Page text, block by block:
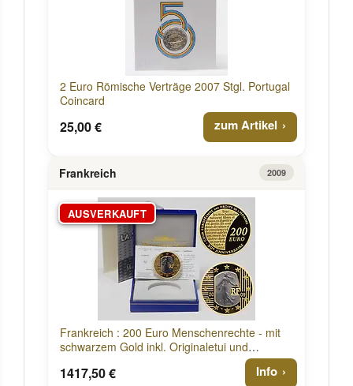
2 Euro Römische Verträge 2007 Stgl. Portugal
Coincard
25,00 € zum Artikel
Frankreich 2009
AUSVERKAUFT
Frankreich : 200 Euro Menschenrechte - mit
schwarzem Gold inkl. Originaletui und
1417,50 € Info